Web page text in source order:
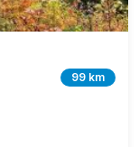
99 km